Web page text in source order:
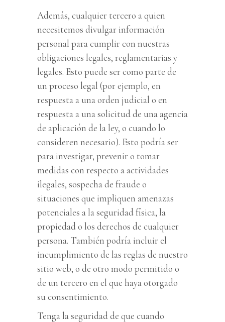
Además, cualquier tercero a quien
necesitemos divulgar información
personal para cumplir con nuestras
obligaciones legales, reglamentarias y
legales. Esto puede ser como parte de
un proceso legal (por ejemplo, en
respuesta a una orden judicial o en
respuesta a una solicitud de una agencia
de aplicación de la ley, o cuando lo
consideren necesario). Esto podría ser
para investigar, prevenir o tomar
medidas con respecto a actividades
ilegales, sospecha de fraude o
situaciones que impliquen amenazas
potenciales a la seguridad física, la
propiedad o los derechos de cualquier
persona. También podría incluir el
incumplimiento de las reglas de nuestro
sitio web, o de otro modo permitido o
de un tercero en el que haya otorgado
su consentimiento.
Tenga la seguridad de que cuando